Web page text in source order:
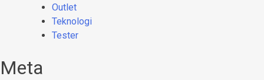
Outlet
Teknologi
Tester
Meta